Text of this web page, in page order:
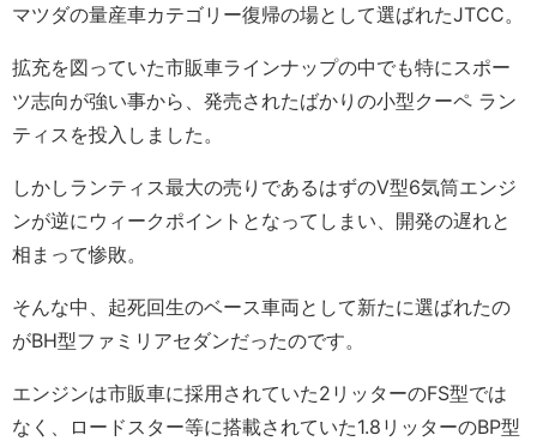
マツダの量産車カテゴリー復帰の場として選ばれたJTCC。
拡充を図っていた市販車ラインナップの中でも特にスポー
ツ志向が強い事から、発売されたばかりの小型クーペ ラン
ティスを投入しました。
しかしランティス最大の売りであるはずのV型6気筒エンジ
ンが逆にウィークポイントとなってしまい、開発の遅れと
相まって惨敗。
そんな中、起死回生のベース車両として新たに選ばれたの
がBH型ファミリアセダンだったのです。
エンジンは市販車に採用されていた2リッターのFS型では
なく、ロードスター等に搭載されていた1.8リッターのBP型